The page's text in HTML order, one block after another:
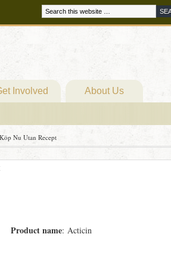
Involved About Us
Nu Utan Recept
Product name: Acticin